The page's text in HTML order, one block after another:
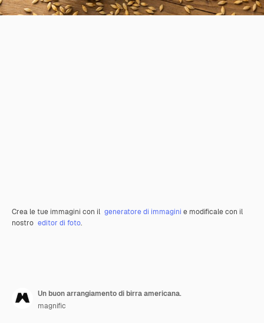
Crea le tue immagini con il generatore di immagini e modificale con il
nostro editor di foto.
Un buon arrangiamento di birra americana.
magnific